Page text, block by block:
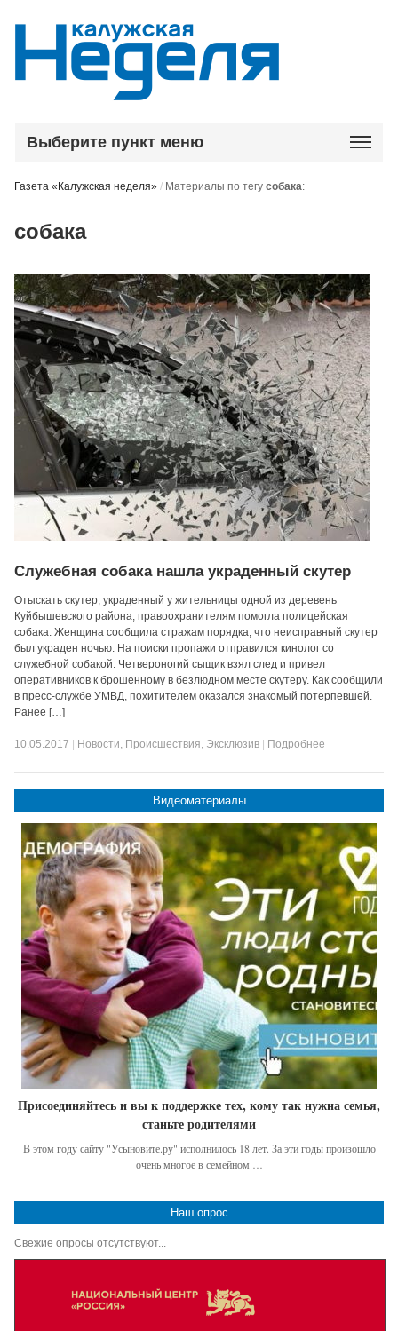
Выберите пункт меню
Газета «Калужская неделя» / Материалы по тегусобака:
собака
Служебная собака нашла украденный скутер
Отыскать скутер, украденный у жительницы одной из деревень
Куйбышевского района, правоохранителям помогла полицейская
собака. Женщина сообщила стражам порядка, что неисправный скутер
был украден ночью. На поиски пропажи отправился кинолог со
служебной собакой. Четвероногий сыщик взял след и привел
оперативников к брошенному в безлюдном месте скутеру. Как сообщили
в пресс-службе УМВД, похитителем оказался знакомый потерпевшей.
Ранее […]
10.05.2017 Новости, Происшествия, Эксклюзив Подробнее
Видеоматериалы
Присоединяйтесь и вы к поддержке тех, кому так нужна семья,
станьте родителями
В этом году сайту "Усыновите.ру" исполнилось 18 лет. За эти годы произошло
очень многое в семейном …
Наш опрос
Свежие опросы отсутствуют...